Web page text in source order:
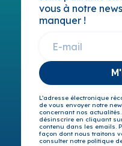
vous à notre
manquer !
L’adresse électronique
de vous envoyer notre
concernant nos
désinscrire en cliquant
contenu dans les emails.
façon dont nous traitons
consulter notre politique